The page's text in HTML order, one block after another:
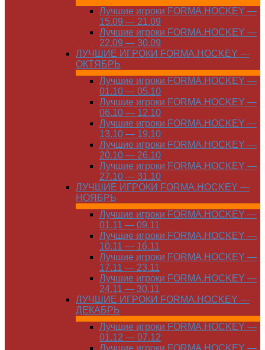
Лучшие игроки FORMA.HOCKEY —
15.09 — 21.09
Лучшие игроки FORMA.HOCKEY —
22.09 — 30.09
ЛУЧШИЕ ИГРОКИ FORMA.HOCKEY —
ОКТЯБРЬ
Лучшие игроки FORMA.HOCKEY —
01.10 — 05.10
Лучшие игроки FORMA.HOCKEY —
06.10 — 12.10
Лучшие игроки FORMA.HOCKEY —
13.10 — 19.10
Лучшие игроки FORMA.HOCKEY —
20.10 — 26.10
Лучшие игроки FORMA.HOCKEY —
27.10 — 31.10
ЛУЧШИЕ ИГРОКИ FORMA.HOCKEY —
НОЯБРЬ
Лучшие игроки FORMA.HOCKEY —
01.11 — 09.11
Лучшие игроки FORMA.HOCKEY —
10.11 — 16.11
Лучшие игроки FORMA.HOCKEY —
17.11 — 23.11
Лучшие игроки FORMA.HOCKEY —
24.11 — 30.11
ЛУЧШИЕ ИГРОКИ FORMA.HOCKEY —
ДЕКАБРЬ
Лучшие игроки FORMA.HOCKEY —
01.12 — 07.12
Лучшие игроки FORMA.HOCKEY —